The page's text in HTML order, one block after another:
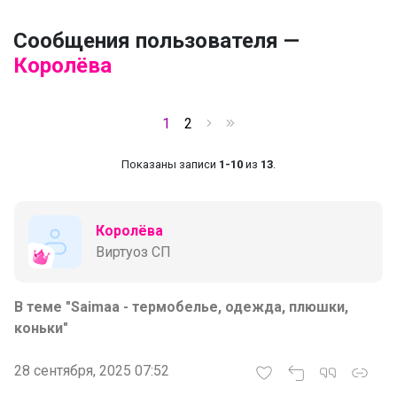
Сообщения пользователя —
Королёва
1 2
Показаны записи 1-10 из 13
Королёва
Виртуоз СП
В теме "Saimaa - термобелье, одежда, плюшки,
коньки"
28 сентября, 2025 07:52